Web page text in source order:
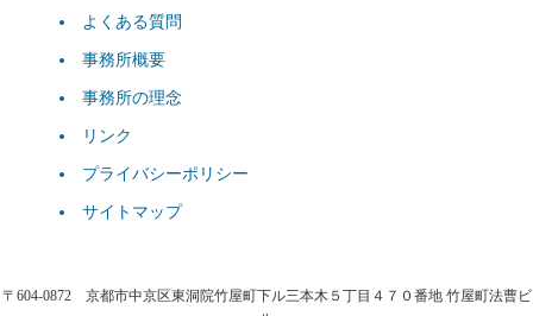
よくある質問
事務所概要
事務所の理念
リンク
プライバシーポリシー
サイトマップ
〒604-0872 京都市中京区東洞院竹屋町下ル三本木５丁目４７０番地 竹屋町法曹ビ